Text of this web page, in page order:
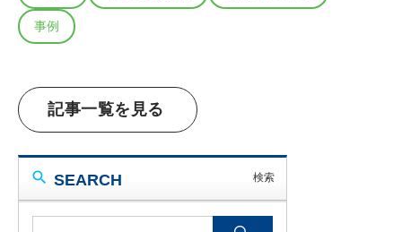
事例
記事一覧を見る
SEARCH